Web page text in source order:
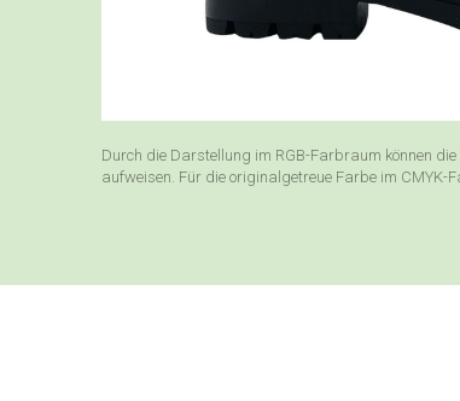
Durch die Darstellung im RGB-Farbraum können
aufweisen. Für die originalgetreue Farbe im CMYK-